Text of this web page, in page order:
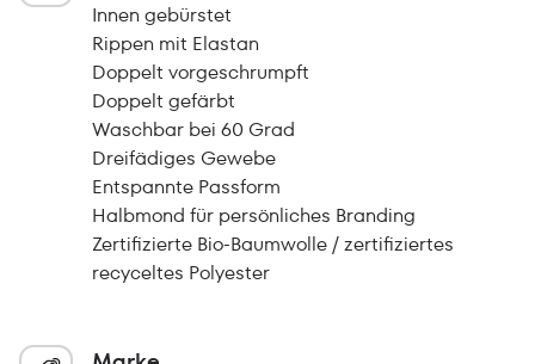
Innen gebürstet
Rippen mit Elastan
Doppelt vorgeschrumpft
Doppelt gefärbt
Waschbar bei 60 Grad
Dreifädiges Gewebe
Entspannte Passform
Halbmond für persönliches Branding
Zertifizierte Bio-Baumwolle / zertifiziertes
recyceltes Polyester